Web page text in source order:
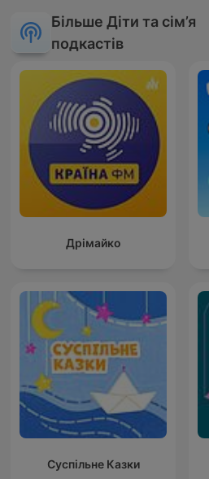
Більше Діти та сім’я
подкастів
Дрімайко
Суспільне Казки